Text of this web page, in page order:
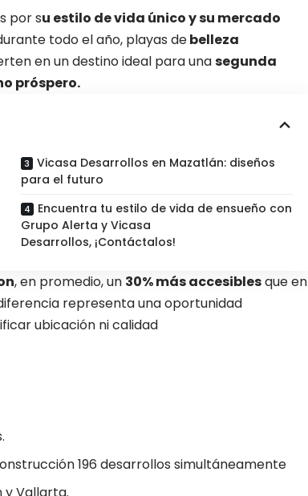
por su estilo de vida único y su mercado
todo el año, playas debelleza
en un destino ideal para unasegunda
próspero.
Vicasa Desarrollos en Mazatlán: diseños
para el futuro
Encuentra tu estilo de vida de ensueño con
Grupo Alerta y Vicasa
Desarrollos, ¡Contáctalos!
, en promedio, un 30% más accesiblesque en
representa una oportunidad
ubicación ni calidad
196 desarrollos simultáneamente